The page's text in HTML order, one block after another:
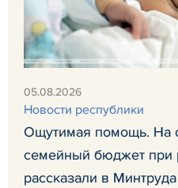
05.08.2026
Новости республики
Ощутимая помощь. На
семейный бюджет при
рассказали в Минтруда